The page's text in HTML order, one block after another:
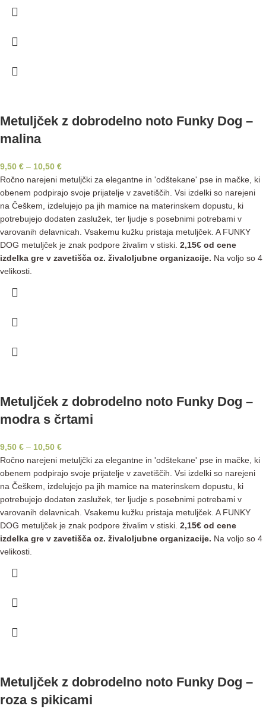
Metuljček z dobrodelno noto Funky Dog –
malina
9,50 € – 10,50 €
Ročno narejeni metuljčki za elegantne in 'odštekane' pse in mačke, ki
obenem podpirajo svoje prijatelje v zavetiščih. Vsi izdelki so narejeni
na Češkem, izdelujejo pa jih mamice na materinskem dopustu, ki
potrebujejo dodaten zaslužek, ter ljudje s posebnimi potrebami v
varovanih delavnicah. Vsakemu kužku pristaja metuljček. A FUNKY
DOG metuljček je znak podpore živalim v stiski. 2,15€ od cene
izdelka gre v zavetišča oz. živaloljubne organizacije. Na voljo so 4
velikosti.
Metuljček z dobrodelno noto Funky Dog –
modra s črtami
9,50 € – 10,50 €
Ročno narejeni metuljčki za elegantne in 'odštekane' pse in mačke, ki
obenem podpirajo svoje prijatelje v zavetiščih. Vsi izdelki so narejeni
na Češkem, izdelujejo pa jih mamice na materinskem dopustu, ki
potrebujejo dodaten zaslužek, ter ljudje s posebnimi potrebami v
varovanih delavnicah. Vsakemu kužku pristaja metuljček. A FUNKY
DOG metuljček je znak podpore živalim v stiski. 2,15€ od cene
izdelka gre v zavetišča oz. živaloljubne organizacije. Na voljo so 4
velikosti.
Metuljček z dobrodelno noto Funky Dog –
roza s pikicami